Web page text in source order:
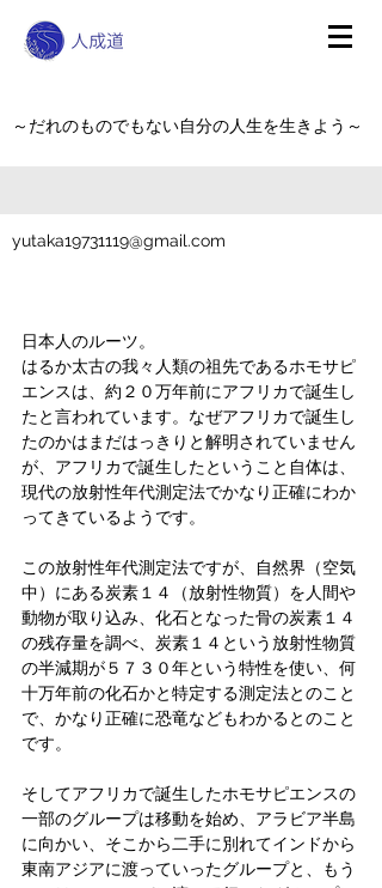
～だれのものでもない自分の人生を生きよう～
yutaka19731119@gmail.com
日本人のルーツ。
はるか太古の我々人類の祖先であるホモサピ
エンスは、約２０万年前にアフリカで誕生し
たと言われています。なぜアフリカで誕生し
たのかはまだはっきりと解明されていません
が、アフリカで誕生したということ自体は、
現代の放射性年代測定法でかなり正確にわか
ってきているようです。
この放射性年代測定法ですが、自然界（空気
中）にある炭素１４（放射性物質）を人間や
動物が取り込み、化石となった骨の炭素１４
の残存量を調べ、炭素１４という放射性物質
の半減期が５７３０年という特性を使い、何
十万年前の化石かと特定する測定法とのこと
で、かなり正確に恐竜などもわかるとのこと
です。
そしてアフリカで誕生したホモサピエンスの
一部のグループは移動を始め、アラビア半島
に向かい、そこから二手に別れてインドから
東南アジアに渡っていったグループと、もう